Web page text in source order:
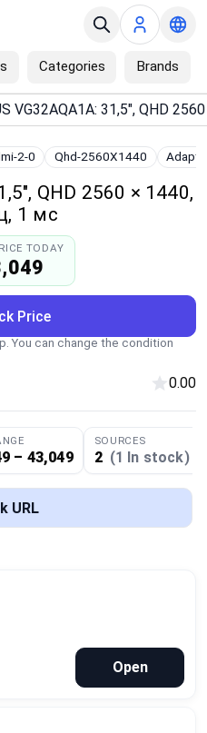
Categories Brands
2-0 Qhd-2560X1440
QHD 2560 × 1440,
1 мс
TODAY
Price
You can change the condition
0.00
– 43,049
SOURCES
2 (1 In stock)
URL
Open